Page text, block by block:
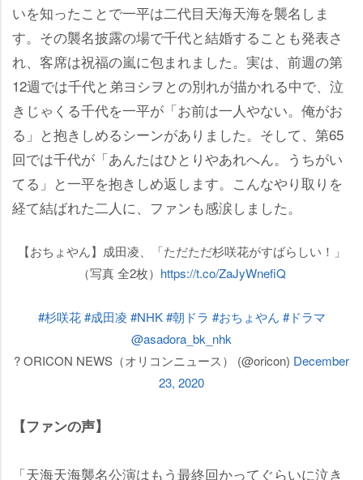
いを知ったことで一平は二代目天海天海を襲名しま
す。その襲名披露の場で千代と結婚することも発表さ
れ、客席は祝福の嵐に包まれました。実は、前週の第
12週では千代と弟ヨシヲとの別れが描かれる中で、泣
きじゃくる千代を一平が「お前は一人やない。俺がお
る」と抱きしめるシーンがありました。そして、第65
回では千代が「あんたはひとりやあれへん。うちがい
てる」と一平を抱きしめ返します。こんなやり取りを
経て結ばれた二人に、ファンも感涙しました。
【おちょやん】成田凌、「ただただ杉咲花がすばらしい！」
（写真 全2枚） https://t.co/ZaJyWnefiQ
#杉咲花 #成田凌 #NHK #朝ドラ #おちょやん #ドラマ
@asadora_bk_nhk
? ORICON NEWS（オリコンニュース） (@oricon) December
23, 2020
【ファンの声】
「天海天海襲名公演はもう最終回かってぐらいに泣き